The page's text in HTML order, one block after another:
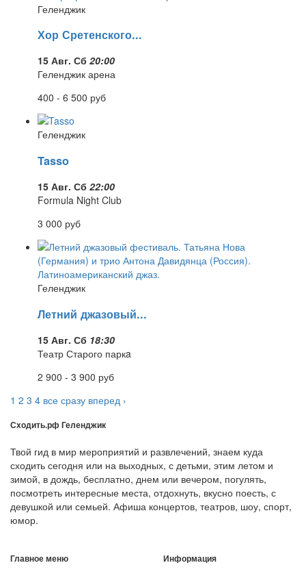
Геленджик
Хор Сретенского...
15 Авг. Сб 20:00
Геленджик арена
400 - 6 500 руб
Геленджик
Tasso
15 Авг. Сб 22:00
Formula Night Club
3 000 руб
Геленджик
Летний джазовый...
15 Авг. Сб 18:30
Театр Старого паркa
2 900 - 3 900 руб
1 2 3 4 все сразу вперед ›
Сходить.рф Геленджик
Твой гид в мир мероприятий и развлечений, знаем куда
сходить сегодня или на выходных, с детьми, этим летом и
зимой, в дождь, бесплатно, днем или вечером, погулять,
посмотреть интересные места, отдохнуть, вкусно поесть, с
девушкой или семьей. Афиша концертов, театров, шоу, спорт,
юмор.
Главное меню Информация